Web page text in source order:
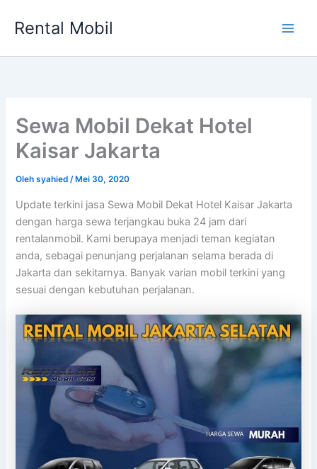
Rental Mobil
Sewa Mobil Dekat Hotel
Kaisar Jakarta
Olehsyahied/ Mei 30, 2020
Update terkini jasa Sewa Mobil Dekat Hotel Kaisar Jakarta
dengan harga sewa terjangkau buka 24 jam dari
rentalanmobil. Kami berupaya menjadi teman kegiatan
anda, sebagai penunjang perjalanan selama berada di
Jakarta dan sekitarnya. Banyak varian mobil terkini yang
sesuai dengan kebutuhan perjalanan.